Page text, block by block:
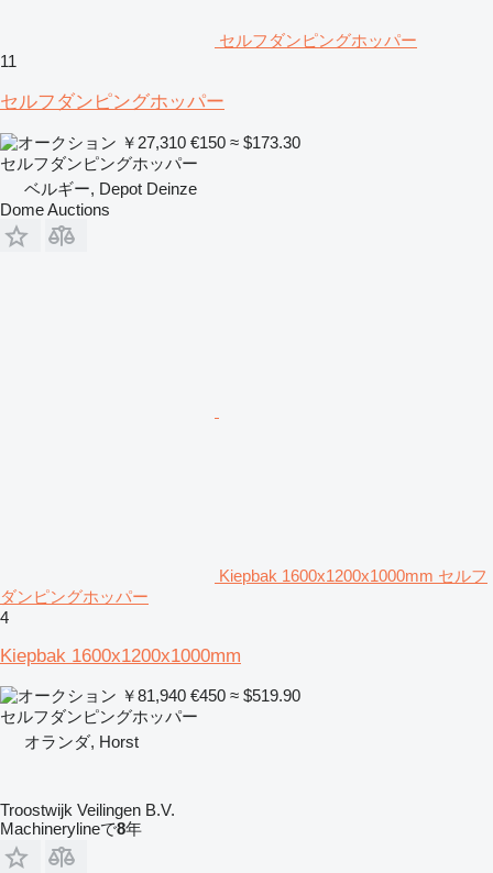
セルフダンピングホッパー
11
セルフダンピングホッパー
￥27,310 €150 ≈ $173.30
セルフダンピングホッパー
ベルギー, Depot Deinze
Dome Auctions
Kiepbak 1600x1200x1000mm セルフ
ダンピングホッパー
4
Kiepbak 1600x1200x1000mm
￥81,940 €450 ≈ $519.90
セルフダンピングホッパー
オランダ, Horst
Troostwijk Veilingen B.V.
Machinerylineで8年